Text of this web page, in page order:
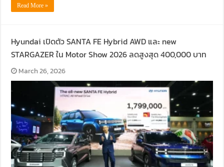
Read More »
Hyundai เปิดตัว SANTA FE Hybrid AWD และ new
STARGAZER ใน Motor Show 2026 ลดสูงสุด 400,000 บาท
March 26, 2026